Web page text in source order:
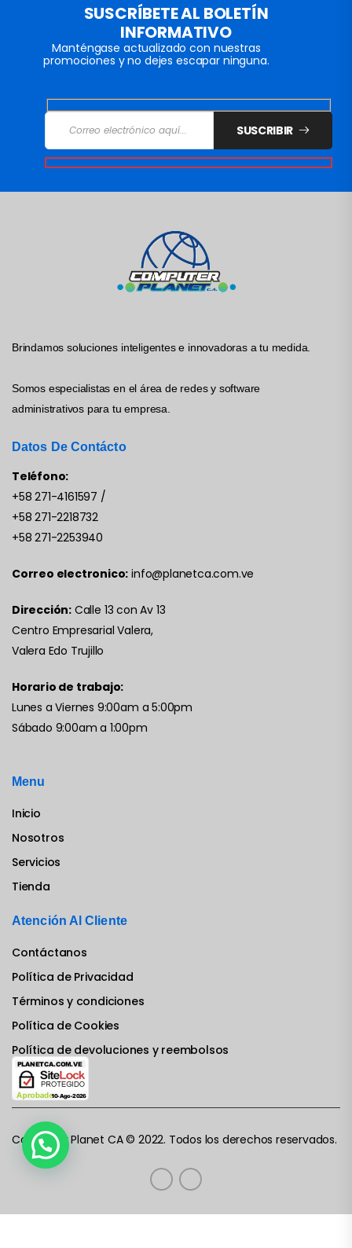
SUSCRÍBETE AL BOLETÍN
INFORMATIVO
Manténgase actualizado con nuestras
promociones y no dejes escapar ninguna.
SUSCRIBIR
Brindamos soluciones inteligentes e innovadoras a tu medida.
Somos especialistas en el área de redes y software
administrativos para tu empresa.
Datos De Contácto
Teléfono:
+58 271-4161597 /
+58 271-2218732
+58 271-2253940
Correo electronico: info@planetca.com.ve
Dirección: Calle 13 con Av 13
Centro Empresarial Valera,
Valera Edo Trujillo
Horario de trabajo:
Lunes a Viernes 9:00am a 5:00pm
Sábado 9:00am a 1:00pm
Menu
Inicio
Nosotros
Servicios
Tienda
Atención Al Cliente
Contáctanos
Política de Privacidad
Términos y condiciones
Política de Cookies
Política de devoluciones y reembolsos
Computer Planet CA © 2022. Todos los derechos reservados.